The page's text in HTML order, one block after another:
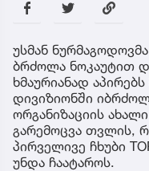
უსმან
ბრძოლა ნოკაუტით
ხმაურიანად
დივიზიონში
ორგანიზაციის
გარემოცვა თვლის,
პირველივე ჩხუბი
უნდა ჩაატაროს.